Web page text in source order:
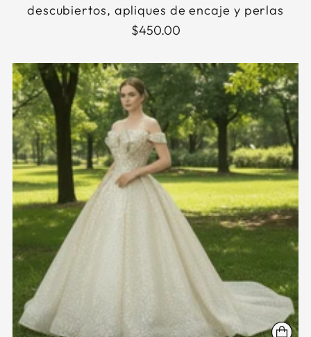
descubiertos, apliques de encaje y perlas
$450.00